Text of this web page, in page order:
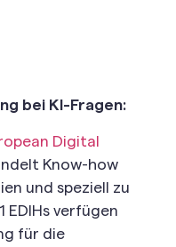
bei KI-Fragen:
Digital
Know-how
und speziell zu
EDIHs verfügen
für die